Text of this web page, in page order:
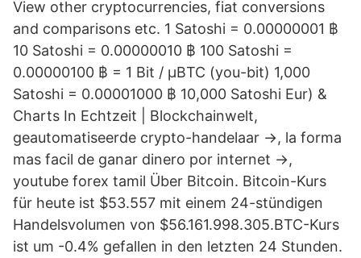
View other cryptocurrencies, fiat conversions
and comparisons etc. 1 Satoshi = 0.00000001 ฿
10 Satoshi = 0.00000010 ฿ 100 Satoshi =
0.00000100 ฿ = 1 Bit / μBTC (you-bit) 1,000
Satoshi = 0.00001000 ฿ 10,000 Satoshi Eur) &
Charts In Echtzeit | Blockchainwelt,
geautomatiseerde crypto-handelaar →, la forma
mas facil de ganar dinero por internet →,
youtube forex tamil Über Bitcoin. Bitcoin-Kurs
für heute ist $53.557 mit einem 24-stündigen
Handelsvolumen von $56.161.998.305.BTC-Kurs
ist um -0.4% gefallen in den letzten 24 Stunden.